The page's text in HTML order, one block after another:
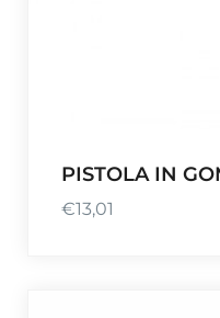
PISTOLA IN
€13,01